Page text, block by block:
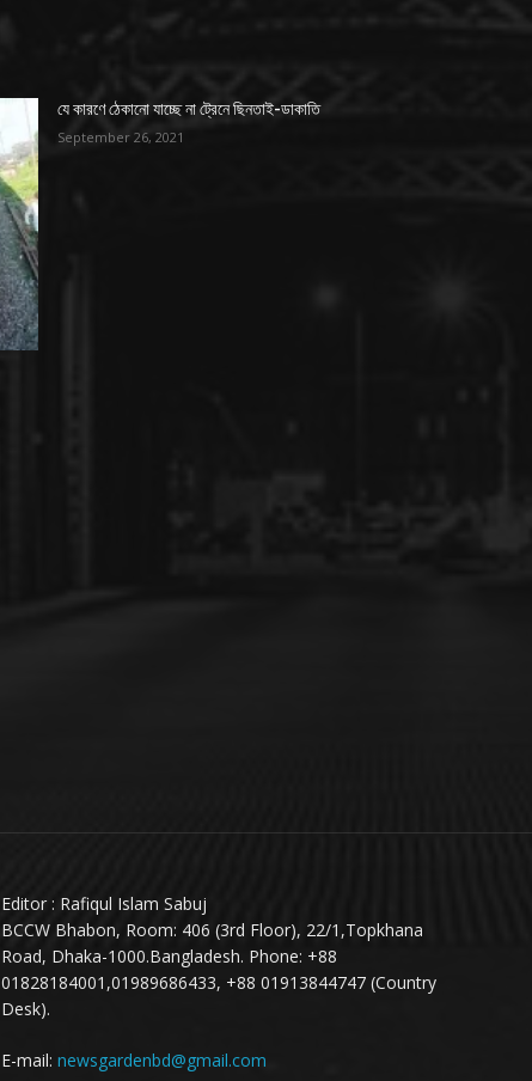
যে কারণে ঠেকানো যাচ্ছে না ট্রেনে ছিনতাই-ডাকাতি
September 26, 2021
Editor : Rafiqul Islam Sabuj
BCCW Bhabon, Room: 406 (3rd Floor), 22/1,Topkhana
Road, Dhaka-1000.Bangladesh. Phone: +88
01828184001,01989686433, +88 01913844747 (Country
Desk).
E-mail: newsgardenbd@gmail.com